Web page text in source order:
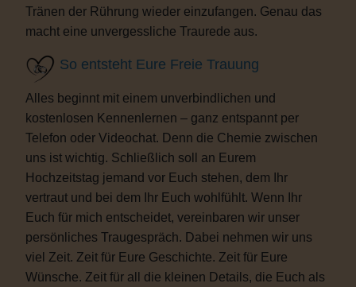
Tränen der Rührung wieder einzufangen. Genau das
macht eine unvergessliche Traurede aus.
So entsteht Eure Freie Trauung
Alles beginnt mit einem unverbindlichen und
kostenlosen Kennenlernen – ganz entspannt per
Telefon oder Videochat. Denn die Chemie zwischen
uns ist wichtig. Schließlich soll an Eurem
Hochzeitstag jemand vor Euch stehen, dem Ihr
vertraut und bei dem Ihr Euch wohlfühlt. Wenn Ihr
Euch für mich entscheidet, vereinbaren wir unser
persönliches Traugespräch. Dabei nehmen wir uns
viel Zeit. Zeit für Eure Geschichte. Zeit für Eure
Wünsche. Zeit für all die kleinen Details, die Euch als